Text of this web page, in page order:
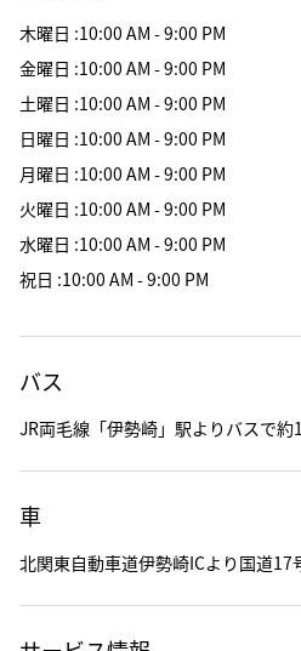
木曜日 :10:00 AM - 9:00 PM
金曜日 :10:00 AM - 9:00 PM
土曜日 :10:00 AM - 9:00 PM
日曜日 :10:00 AM - 9:00 PM
月曜日 :10:00 AM - 9:00 PM
火曜日 :10:00 AM - 9:00 PM
水曜日 :10:00 AM - 9:00 PM
祝日 :10:00 AM - 9:00 PM
バス
JR両毛線「伊勢崎」駅よりバスで約
車
北関東自動車道伊勢崎ICより国道